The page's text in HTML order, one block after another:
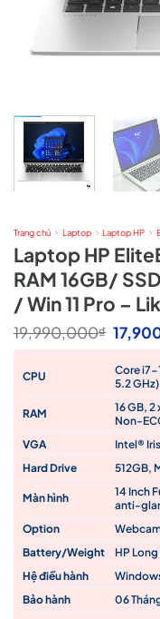
Trang chủ Laptop Laptop HP
Laptop HP
RAM 16GB/
/ Win 11 Pro –
19,990,000₫ Giá
gốc
CPU
Core i7-
5.2 GHz)
RAM
16 GB,
Non-
VGA
Intel®
Hard Drive
512GB,
Màn hình
14 Inch
anti-
Option
Battery/Weight
HP
Hệ điều hành
Bảo hành
06